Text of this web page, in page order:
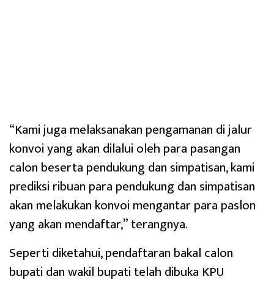
“Kami juga melaksanakan pengamanan di jalur
konvoi yang akan dilalui oleh para pasangan
calon beserta pendukung dan simpatisan, kami
prediksi ribuan para pendukung dan simpatisan
akan melakukan konvoi mengantar para paslon
yang akan mendaftar,” terangnya.
Seperti diketahui, pendaftaran bakal calon
bupati dan wakil bupati telah dibuka KPU